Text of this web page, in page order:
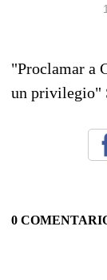
"Proclamar a
un privilegio"
0